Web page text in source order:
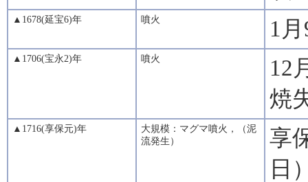
▲1678(延宝6)年 噴火 1
▲1706(宝永2)年 噴火
12
焼
▲1716(享保元)年
大規模：マグマ噴火，（泥
流発生）
享
日